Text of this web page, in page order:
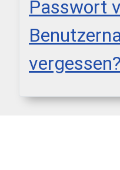
Passwort
vergessen?